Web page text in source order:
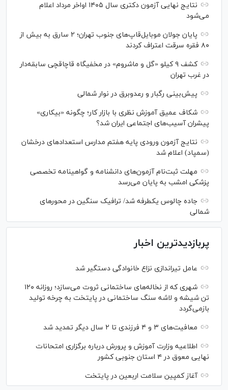
نتایج نهایی آزمون دکتری سال ۱۴۰۵ اواخر مرداد اعلام
می‌شود
پایان جولان موبایل‌قاپ‌های جنوب تهران؛ ۲ سارق به بیش از
۸۰ فقره سرقت اعتراف کردند
کشف ۹ کیلو «گل و ماشروم» در مخفیگاه قاچاقچی سابقه‌دار
در غرب تهران
پیش‌بینی رگبار و رعدوبرق در نوار شمالی
شکاف عمیق آموزش نظری با بازار کار؛ چگونه «بیکاری»
پیشران آسیب‌های اجتماعی ایران شد؟
نتایج آزمون ورودی پایه هفتم مدارس استعدادهای درخشان
(سمپاد) اعلام شد
مهلت ثبت‌نام آزمون‌های دانشنامه و گواهینامه تخصصی
پزشکی امشب به پایان می‌رسد
جاده چالوس یکطرفه شد/ ترافیک سنگین در محورهای
شمالی
پربازدیدترین اخبار
عامل تیراندازی نزاع خانوادگی دستگیر شد
شهری که از نخاله‌های ساختمانی ثروت می‌سازد؛ روزانه ۱۲۰
تن شیشه و لاشه سنگ ساختمانی در پایتخت به چرخه تولید
بازمی‌گردد
معافیت‌های ۳ و ۴ فرزندی تا ۲ سال دیگر تمدید شد
اطلاعیه وزارت آموزش و پرورش درباره برگزاری امتحانات
نهایی معوق در ۴ استان جنوبی کشور
آغاز کمپین سلامت اربعین در پایتخت